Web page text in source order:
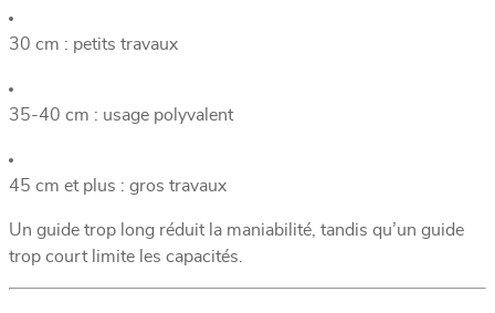
30 cm : petits travaux
35-40 cm : usage polyvalent
45 cm et plus : gros travaux
Un guide trop long réduit la maniabilité, tandis qu’un guide
trop court limite les capacités.